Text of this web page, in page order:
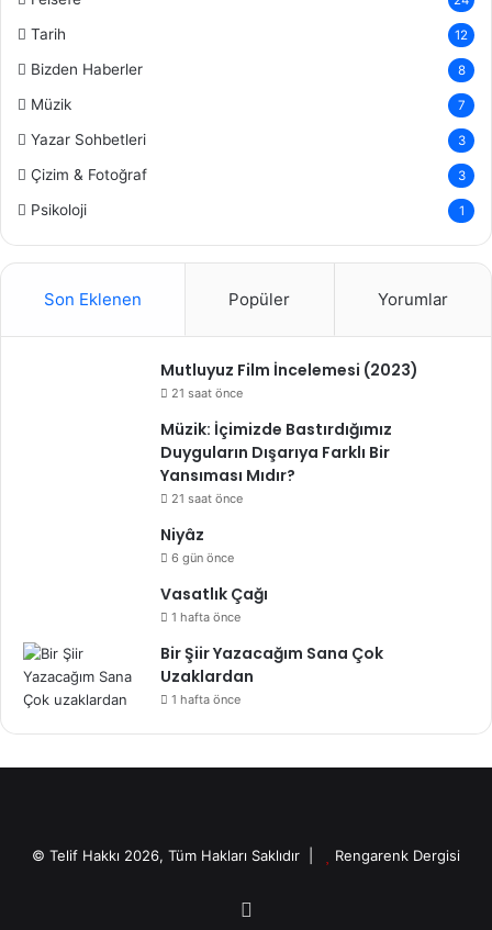
Tarih 12
Bizden Haberler 8
Müzik 7
Yazar Sohbetleri 3
Çizim & Fotoğraf 3
Psikoloji 1
Son Eklenen Popüler Yorumlar
Mutluyuz Film İncelemesi (2023)
21 saat önce
Müzik: İçimizde Bastırdığımız
Duyguların Dışarıya Farklı Bir
Yansıması Mıdır?
21 saat önce
Niyâz
6 gün önce
Vasatlık Çağı
1 hafta önce
Bir Şiir Yazacağım Sana Çok
Uzaklardan
1 hafta önce
© Telif Hakkı 2026, Tüm Hakları Saklıdır | Rengarenk Dergisi